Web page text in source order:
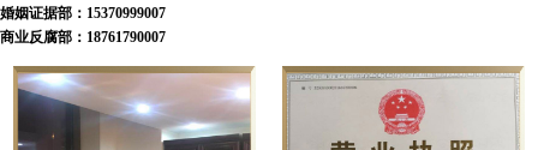
婚姻证据部：15370999007
商业反腐部：18761790007